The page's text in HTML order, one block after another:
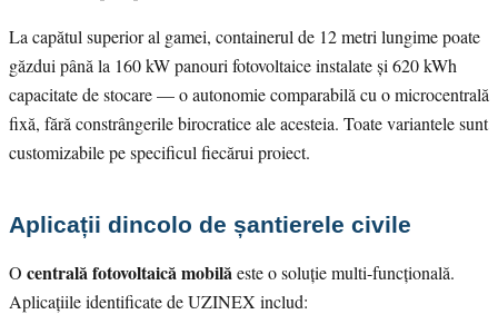
La capătul superior al gamei, containerul de 12 metri lungime poate
găzdui până la 160 kW panouri fotovoltaice instalate și 620 kWh
capacitate de stocare — o autonomie comparabilă cu o microcentrală
fixă, fără constrângerile birocratice ale acesteia. Toate variantele sunt
customizabile pe specificul fiecărui proiect.
Aplicații dincolo de șantierele civile
O centrală fotovoltaică mobilăeste o soluție multi-funcțională.
Aplicațiile identificate de UZINEX includ: